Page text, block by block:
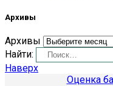
Архивы
Архивы
Найти:
Наверх
Оценка